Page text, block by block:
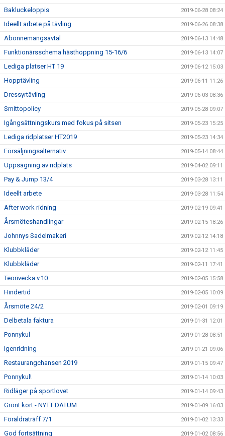
Bakluckeloppis 2019-06-28 08:24
Ideellt arbete på tävling 2019-06-26 08:38
Abonnemangsavtal 2019-06-13 14:48
Funktionärsschema hästhoppning 15-16/6 2019-06-13 14:07
Lediga platser HT 19 2019-06-12 15:03
Hopptävling 2019-06-11 11:26
Dressyrtävling 2019-06-03 08:36
Smittopolicy 2019-05-28 09:07
Igångsättningskurs med fokus på sitsen 2019-05-23 15:25
Lediga ridplatser HT2019 2019-05-23 14:34
Försäljningsalternativ 2019-05-14 08:44
Uppsägning av ridplats 2019-04-02 09:11
Pay & Jump 13/4 2019-03-28 13:11
Ideellt arbete 2019-03-28 11:54
After work ridning 2019-02-19 09:41
Årsmöteshandlingar 2019-02-15 18:26
Johnnys Sadelmakeri 2019-02-12 14:18
Klubbkläder 2019-02-12 11:45
Klubbkläder 2019-02-11 17:41
Teorivecka v.10 2019-02-05 15:58
Hindertid 2019-02-05 10:09
Årsmöte 24/2 2019-02-01 09:19
Delbetala faktura 2019-01-31 12:01
Ponnykul 2019-01-28 08:51
Igenridning 2019-01-21 09:06
Restaurangchansen 2019 2019-01-15 09:47
Ponnykul! 2019-01-14 10:03
Ridläger på sportlovet 2019-01-14 09:43
Grönt kort - NYTT DATUM 2019-01-09 16:03
Föräldraträff 7/1 2019-01-02 13:33
God fortsättning 2019-01-02 08:56